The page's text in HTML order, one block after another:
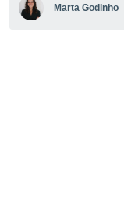
Marta Godinho